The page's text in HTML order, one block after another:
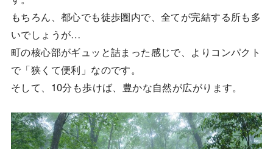
もちろん、都心でも徒歩圏内で、全てが完結する所も多
いでしょうが…
町の核心部がギュッと詰まった感じで、よりコンパクト
で「狭くて便利」なのです。
そして、10分も歩けば、豊かな自然が広がります。